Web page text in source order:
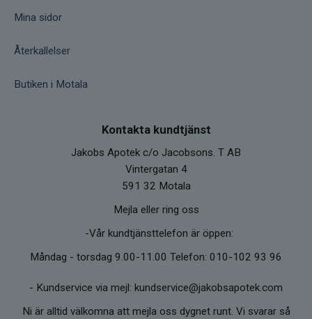
Mina sidor
Återkallelser
Butiken i Motala
Kontakta kundtjänst
Jakobs Apotek c/o Jacobsons. T AB
Vintergatan 4
591 32 Motala
Mejla eller ring oss
-Vår kundtjänsttelefon är öppen:
Måndag - torsdag 9.00-11.00 Telefon: 010-102 93 96
- Kundservice via mejl: kundservice@jakobsapotek.com
Ni är alltid välkomna att mejla oss dygnet runt. Vi svarar så